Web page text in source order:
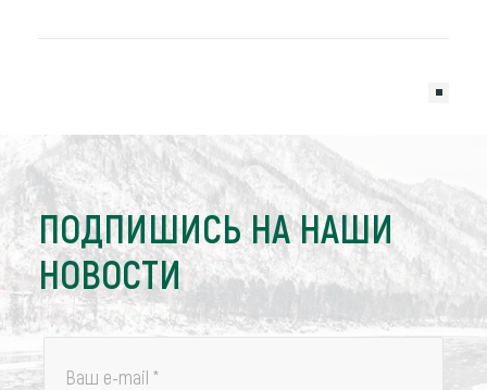
ПОДПИШИСЬ НА НАШИ
НОВОСТИ
Ваш e-mail *